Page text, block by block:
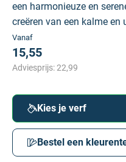
een harmonieuze en
creëren van een kalme en
Vanaf
15,55
Adviesprijs:22,99
Kies je verf
Bestel een